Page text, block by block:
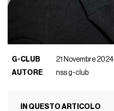
G-CLUB
21 Novembre 2024
AUTORE
nss g-club
IN QUESTO ARTICOLO